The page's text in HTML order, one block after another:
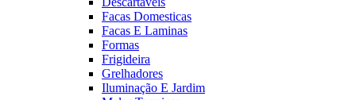
Facas Domesticas
Facas E Laminas
Formas
Frigideira
Grelhadores
Iluminação E Jardim